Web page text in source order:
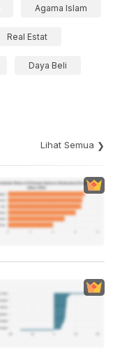
Agama Islam
Real Estat
Daya Beli
Lihat Semua